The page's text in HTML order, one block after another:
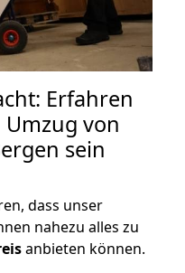
Erfahren
Umzug von
sein
dass unser
nahezu alles zu
anbieten können.